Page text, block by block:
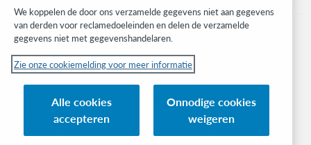
© 2023 OCLC
Inc. en buitenlandse filialen
Cookiemelding Lijst met cookies en cookie-instellingen Privacybeleid
We koppelen de door ons verzamelde gegevens niet aan gegevens
van derden voor reclamedoeleinden en delen de verzamelde
gegevens niet met gegevenshandelaren.
Zie onze cookiemelding voor meer informatie
Alle cookies
accepteren
Onnodige cookies
weigeren